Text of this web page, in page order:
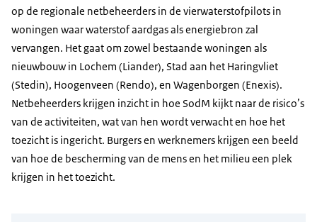
op de regionale netbeheerders in de vierwaterstofpilots in
woningen waar waterstof aardgas als energiebron zal
vervangen. Het gaat om zowel bestaande woningen als
nieuwbouw in Lochem (Liander), Stad aan het Haringvliet
(Stedin), Hoogenveen (Rendo), en Wagenborgen (Enexis).
Netbeheerders krijgen inzicht in hoe SodM kijkt naar de risico’s
van de activiteiten, wat van hen wordt verwacht en hoe het
toezicht is ingericht. Burgers en werknemers krijgen een beeld
van hoe de bescherming van de mens en het milieu een plek
krijgen in het toezicht.